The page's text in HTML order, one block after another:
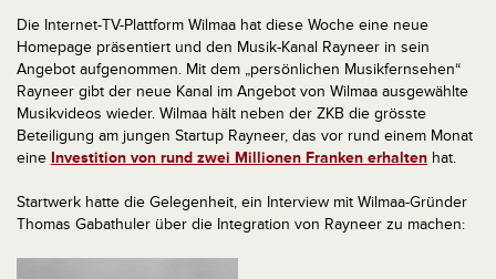
Die Internet-TV-Plattform Wilmaa hat diese Woche eine neue
Homepage präsentiert und den Musik-Kanal Rayneer in sein
Angebot aufgenommen. Mit dem „persönlichen Musikfernsehen“
Rayneer gibt der neue Kanal im Angebot von Wilmaa ausgewählte
Musikvideos wieder. Wilmaa hält neben der ZKB die grösste
Beteiligung am jungen Startup Rayneer, das vor rund einem Monat
eine Investition von rund zwei Millionen Franken erhalten hat.
Startwerk hatte die Gelegenheit, ein Interview mit Wilmaa-Gründer
Thomas Gabathuler über die Integration von Rayneer zu machen: